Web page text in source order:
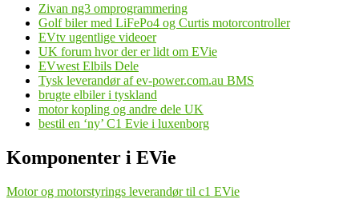
Zivan ng3 omprogrammering
Golf biler med LiFePo4 og Curtis motorcontroller
EVtv ugentlige videoer
UK forum hvor der er lidt om EVie
EVwest Elbils Dele
Tysk leverandør af ev-power.com.au BMS
brugte elbiler i tyskland
motor kopling og andre dele UK
bestil en ‘ny’ C1 Evie i luxenborg
Komponenter i EVie
Motor og motorstyrings leverandør til c1 EVie